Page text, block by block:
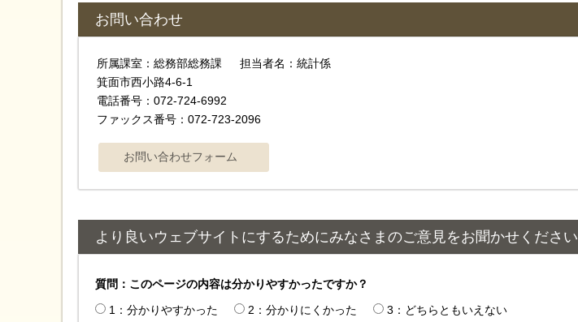
お問い合わせ
所属課室：総務部総務課 担当者名：統計係
箕面市西小路4-6-1
電話番号：072-724-6992
ファックス番号：072-723-2096
より良いウェブサイトにするためにみなさまのご意見をお聞かせください
質問：このページの内容は分かりやすかったですか？
1：分かりやすかった
2：分かりにくかった 3：どちらともいえない